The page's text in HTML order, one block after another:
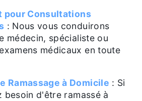
pour Consultations
: Nous vous conduirons
médecin, spécialiste ou
médicaux en toute
Ramassage à Domicile : Si
besoin d'être ramassé à